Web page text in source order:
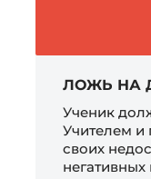
ЛОЖЬ НА
Ученик
Учителем и
своих